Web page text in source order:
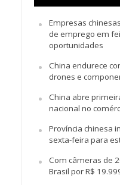
Empresas
de emprego em
oportunidades
China endurece
drones e
China abre
nacional no
Província chinesa
sexta-feira para
Com câmeras de
Brasil por R$